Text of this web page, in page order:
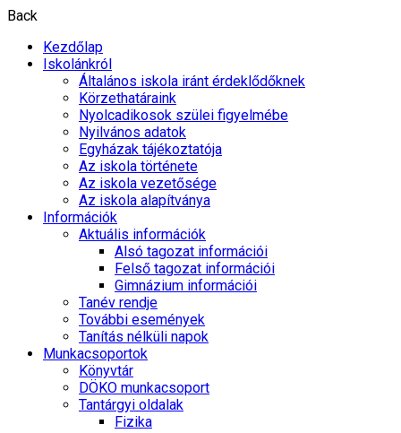
Back
Kezdőlap
Iskolánkról
Általános iskola iránt érdeklődőknek
Körzethatáraink
Nyolcadikosok szülei figyelmébe
Nyilvános adatok
Egyházak tájékoztatója
Az iskola története
Az iskola vezetősége
Az iskola alapítványa
Információk
Aktuális információk
Alsó tagozat információi
Felső tagozat információi
Gimnázium információi
Tanév rendje
További események
Tanítás nélküli napok
Munkacsoportok
Könyvtár
DÖKO munkacsoport
Tantárgyi oldalak
Fizika